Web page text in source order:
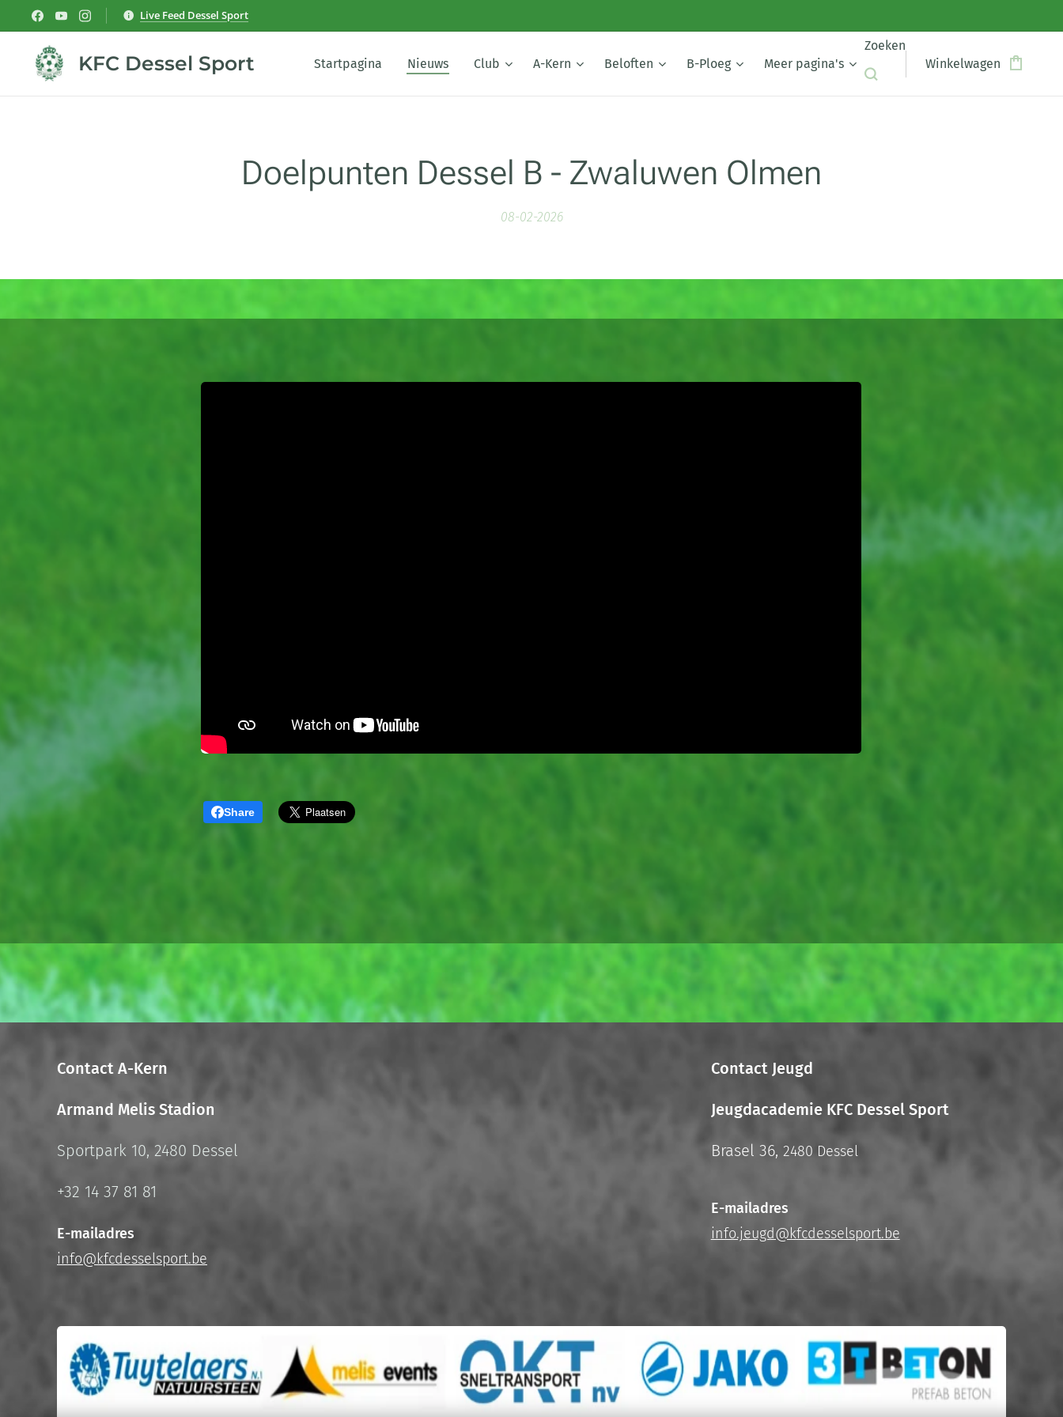
Live Feed Dessel Sport
KFC Dessel Sport Startpagina Nieuws Club A-Kern Beloften B-Ploeg Meer pagina's
Zoeken
Winkelwagen
Doelpunten Dessel B - Zwaluwen Olmen
08-02-2026
Share
Contact A-Kern
Armand Melis Stadion
Sportpark 10, 2480 Dessel
+32 14 37 81 81
E-mailadres
info@kfcdesselsport.be
Contact Jeugd
Jeugdacademie KFC Dessel Sport
Brasel 36, 2480 Dessel
E-mailadres
info.jeugd@kfcdesselsport.be